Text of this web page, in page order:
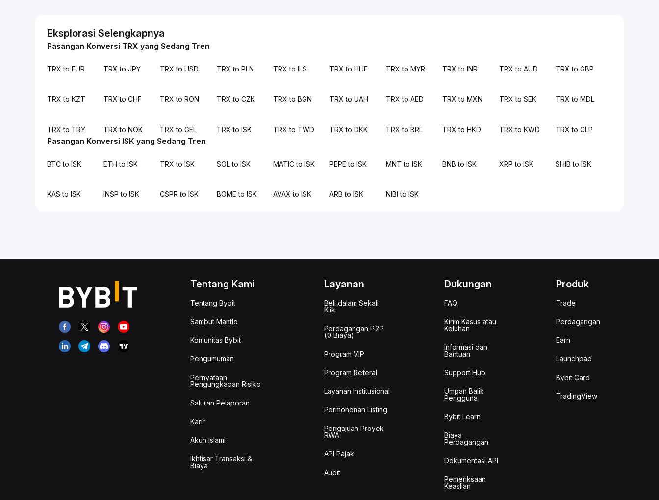
Eksplorasi Selengkapnya
Pasangan Konversi TRX yang Sedang Tren
TRX to EUR TRX to JPY TRX to USD TRX to PLN TRX to ILS TRX to HUF TRX to MYR TRX to INR TRX to AUD TRX to GBP
TRX to KZT TRX to CHF TRX to RON TRX to CZK TRX to BGN TRX to UAH TRX to AED TRX to MXN TRX to SEK TRX to MDL
TRX to TRY TRX to NOK TRX to GEL TRX to ISK TRX to TWD TRX to DKK TRX to BRL TRX to HKD TRX to KWD TRX to CLP
Pasangan Konversi ISK yang Sedang Tren
BTC to ISK ETH to ISK TRX to ISK SOL to ISK MATIC to ISK PEPE to ISK MNT to ISK BNB to ISK XRP to ISK SHIB to ISK
KAS to ISK INSP to ISK CSPR to ISK BOME to ISK AVAX to ISK ARB to ISK NIBI to ISK
Tentang Kami
Tentang Bybit
Sambut Mantle
Komunitas Bybit
Pengumuman
Pernyataan
Pengungkapan Risiko
Saluran Pelaporan
Karir
Akun Islami
Ikhtisar Transaksi &
Biaya
Layanan
Beli dalam Sekali
Klik
Perdagangan P2P
(0 Biaya)
Program VIP
Program Referal
Layanan Institusional
Permohonan Listing
Pengajuan Proyek
RWA
API Pajak
Audit
Dukungan
FAQ
Kirim Kasus atau
Keluhan
Informasi dan
Bantuan
Support Hub
Umpan Balik
Pengguna
Bybit Learn
Biaya
Perdagangan
Dokumentasi API
Pemeriksaan
Keaslian
Produk
Trade
Perdagangan
Earn
Launchpad
Bybit Card
TradingView